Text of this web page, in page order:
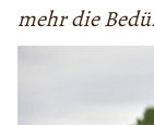
mehr die